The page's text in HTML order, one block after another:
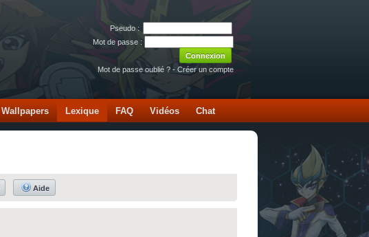
Pseudo :
Mot de passe :
Mot de passe oublié ? - Créer un compte
Wallpapers Lexique FAQ Vidéos Chat
Aide